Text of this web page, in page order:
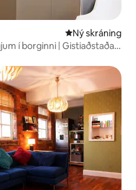
Ný gistiaðstaða
Ný skráning
í borginni | Gistiaðstaða